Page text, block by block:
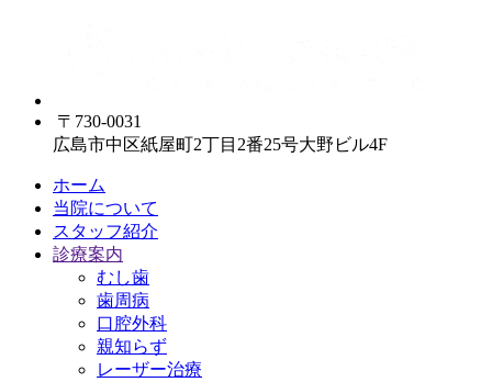
〒730-0031
広島市中区紙屋町2丁目2番25号大野ビル4F
ホーム
当院について
スタッフ紹介
診療案内
むし歯
歯周病
口腔外科
親知らず
レーザー治療